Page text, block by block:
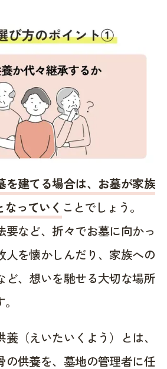
を建てる場合は、お墓が家族
っていく ことでしょう。
要など、折々でお墓に向かっ
人を懐かしんだり、家族への
ど、想いを馳せる大切な場所
（えいたいくよう）とは、
の供養を、墓地の管理者に任